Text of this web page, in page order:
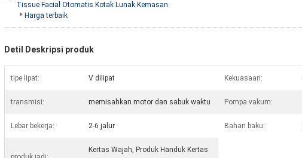
Tissue Facial Otomatis Kotak Lunak Kemasan
Harga terbaik
Detil Deskripsi produk
tipe lipat: V dilipat Kekuasaan:
transmisi: memisahkan motor dan sabuk waktu Pompa vakum:
Lebar bekerja: 2-6 jalur Bahan baku:
Kertas Wajah, Produk Handuk Kertas